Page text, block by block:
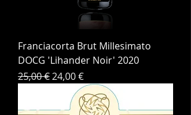
Franciacorta Brut Millesimato
DOCG 'Lihander Noir' 2020
Prezzo regolare
25,00 € Prezzo scontato
24,00 €